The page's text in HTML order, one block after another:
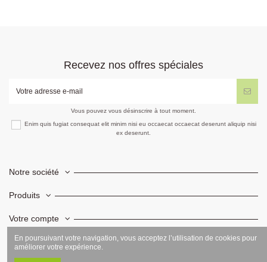
Recevez nos offres spéciales
Vous pouvez vous désinscrire à tout moment.
Enim quis fugiat consequat elit minim nisi eu occaecat occaecat deserunt aliquip nisi
ex deserunt.
Notre société
Produits
Votre compte
Informations
En poursuivant votre navigation, vous acceptez l’utilisation de cookies pour
améliorer votre expérience.